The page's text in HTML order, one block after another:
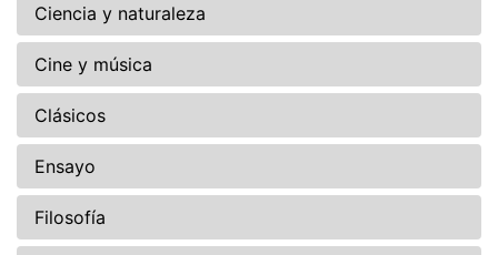
Ciencia y naturaleza
Cine y música
Clásicos
Ensayo
Filosofía